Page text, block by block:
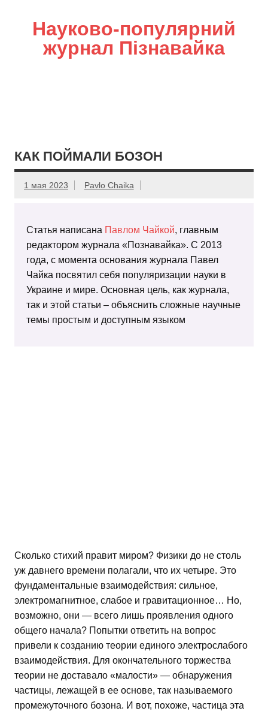
Науково-популярний
журнал Пізнавайка
КАК ПОЙМАЛИ БОЗОН
1 мая 2023 Pavlo Chaika
Статья написана Павлом Чайкой, главным
редактором журнала «Познавайка». С 2013
года, с момента основания журнала Павел
Чайка посвятил себя популяризации науки в
Украине и мире. Основная цель, как журнала,
так и этой статьи – объяснить сложные научные
темы простым и доступным языком
Сколько стихий правит миром? Физики до не столь
уж давнего времени полагали, что их четыре. Это
фундаментальные взаимодействия: сильное,
электромагнитное, слабое и гравитационное… Но,
возможно, они — всего лишь проявления одного
общего начала? Попытки ответить на вопрос
привели к созданию теории единого электрослабого
взаимодействия. Для окончательного торжества
теории не доставало «малости» — обнаружения
частицы, лежащей в ее основе, так называемого
промежуточного бозона. И вот, похоже, частица эта